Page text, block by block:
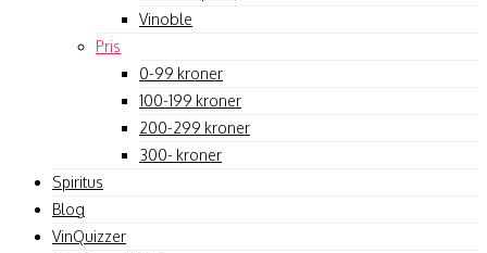
Vinoble
Pris
0-99 kroner
100-199 kroner
200-299 kroner
300- kroner
Spiritus
Blog
VinQuizzer